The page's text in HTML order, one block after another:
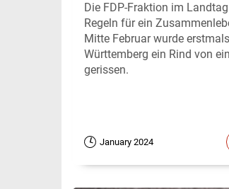
Die FDP-Fraktion im
Regeln für ein
Mitte Februar wurde
Württemberg ein Rind von
gerissen.
January 2024